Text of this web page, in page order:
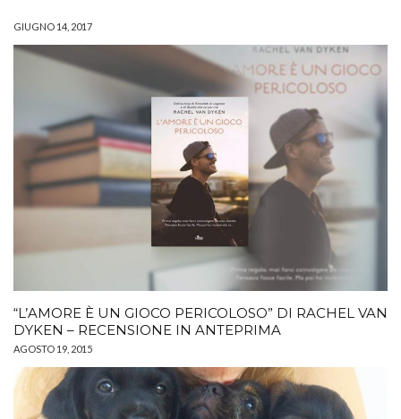
GIUGNO 14, 2017
“L’AMORE È UN GIOCO PERICOLOSO” DI RACHEL VAN
DYKEN – RECENSIONE IN ANTEPRIMA
AGOSTO 19, 2015